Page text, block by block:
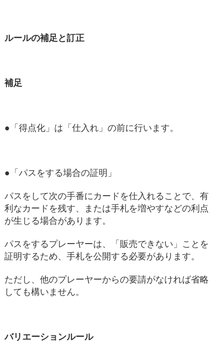
ルールの補足と訂正
補足
●「得点化」は「仕入れ」の前に行います。
●「パスをする場合の証明」
パスをして次の手番にカードを仕入れることで、有
利なカードを残す、または手札を増やすなどの利点
が生じる場合があります。
パスをするプレーヤーは、「販売できない」ことを
証明するため、手札を公開する必要があります。
ただし、他のプレーヤーからの要請がなければ省略
しても構いません。
バリエーションルール